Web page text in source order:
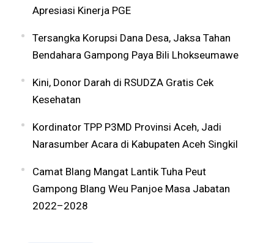
Apresiasi Kinerja PGE
Tersangka Korupsi Dana Desa, Jaksa Tahan
Bendahara Gampong Paya Bili Lhokseumawe
Kini, Donor Darah di RSUDZA Gratis Cek
Kesehatan
Kordinator TPP P3MD Provinsi Aceh, Jadi
Narasumber Acara di Kabupaten Aceh Singkil
Camat Blang Mangat Lantik Tuha Peut
Gampong Blang Weu Panjoe Masa Jabatan
2022–2028